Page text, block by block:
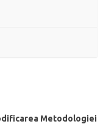
Metodologiei